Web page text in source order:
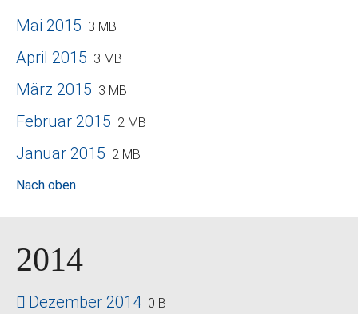
Mai 2015 3 MB
April 2015 3 MB
März 2015 3 MB
Februar 2015 2 MB
Januar 2015 2 MB
Nach oben
2014
Dezember 2014 0 B